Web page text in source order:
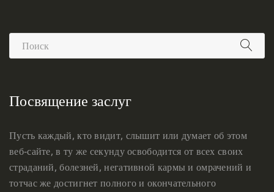
Посвящение заслуг
Пусть каждый, кто видит, слышит или думает об этом
веб-сайте, в ту же секунду освободится от всех своих
страданий, болезней, негативной кармы и омрачений и
тотчас же достигнет полного и окончательного